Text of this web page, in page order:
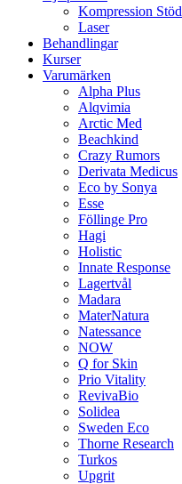
Kompression Stöd
Laser
Behandlingar
Kurser
Varumärken
Alpha Plus
Alqvimia
Arctic Med
Beachkind
Crazy Rumors
Derivata Medicus
Eco by Sonya
Esse
Föllinge Pro
Hagi
Holistic
Innate Response
Lagertvål
Madara
MaterNatura
Natessance
NOW
Q for Skin
Prio Vitality
RevivaBio
Solidea
Sweden Eco
Thorne Research
Turkos
Upgrit